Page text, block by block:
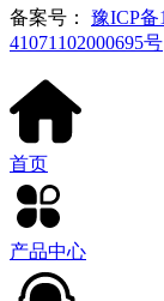
备案号： 豫ICP备
41071102000695号
首页
产品中心